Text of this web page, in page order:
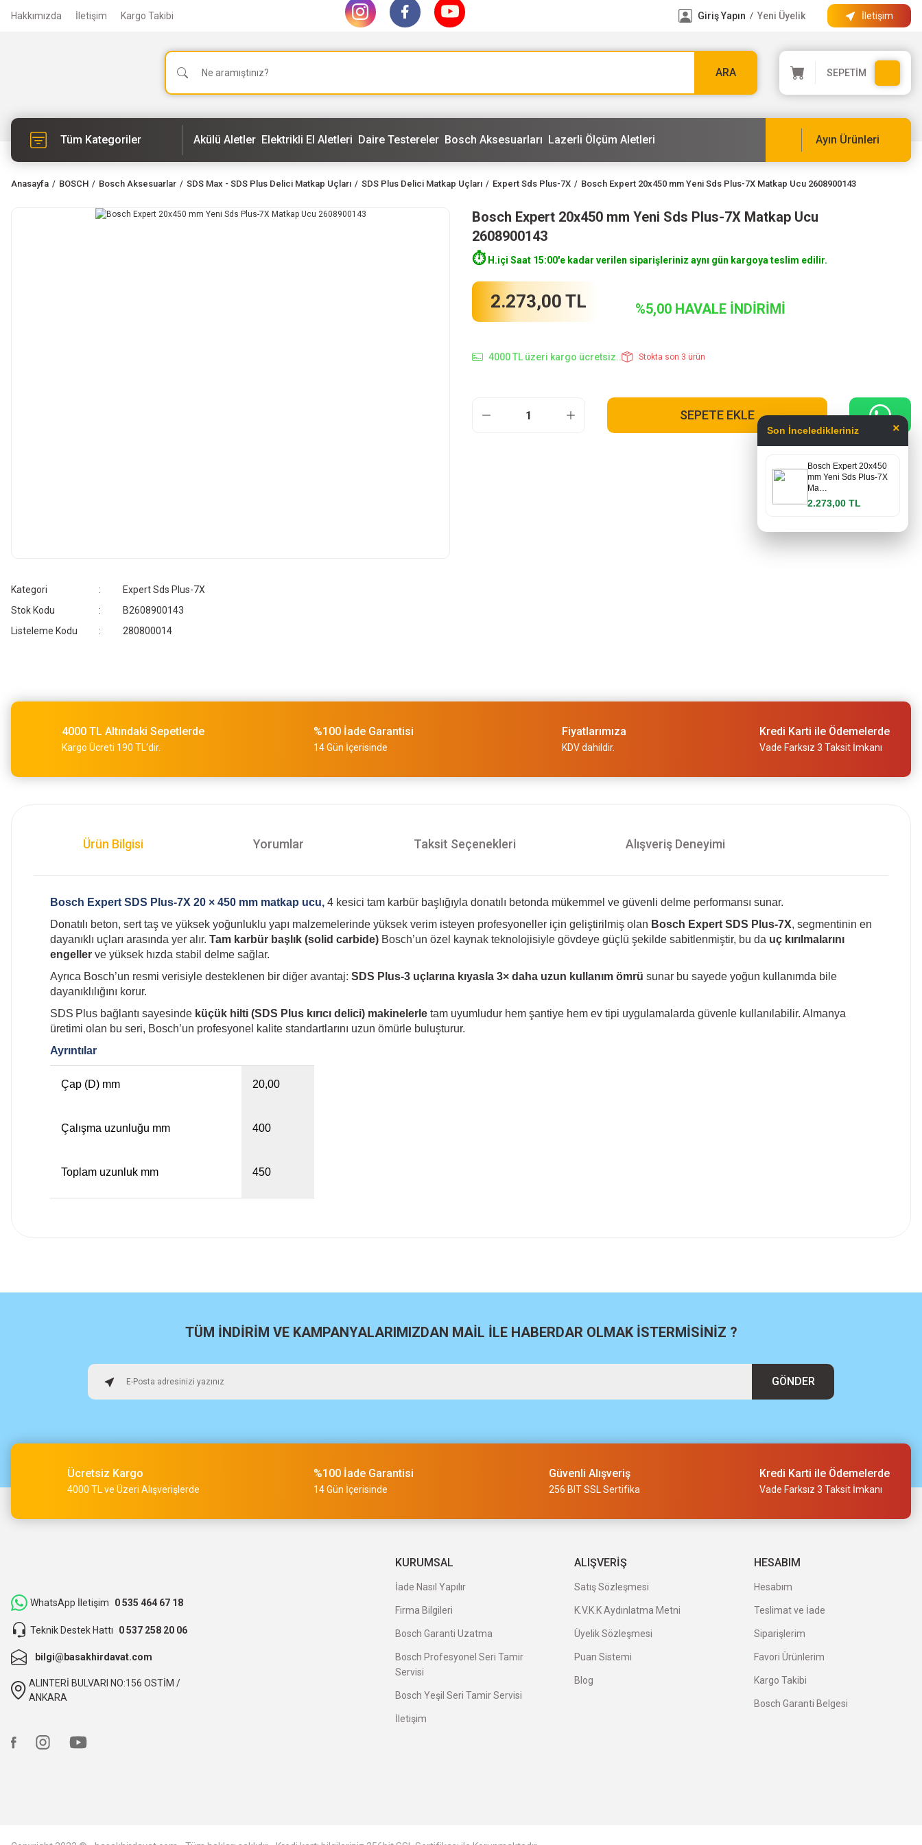
Hakkımızda İletişim Kargo Takibi Giriş Yapın / Yeni Üyelik İletişim
ARA SEPETİM
Tüm Kategoriler Akülü Aletler Elektrikli El Aletleri Daire Testereler Bosch Aksesuarları Lazerli Ölçüm Aletleri Ayın Ürünleri
Anasayfa BOSCH Bosch Aksesuarlar SDS Max - SDS Plus Delici Matkap Uçları SDS Plus Delici Matkap Uçları Expert Sds Plus-7X Bosch Expert 20x450 mm Yeni Sds Plus-7X Matkap Ucu 2608900143
Kategori
Expert Sds Plus-7X
Stok Kodu
B2608900143
Listeleme Kodu
280800014
Bosch Expert 20x450 mm Yeni Sds Plus-7X Matkap Ucu
2608900143
⏱️H.içi Saat 15:00'e kadar verilen siparişleriniz aynı gün kargoya teslim edilir.
2.273,00 TL %5,00 HAVALE İNDİRİMİ
4000 TL üzeri kargo ücretsiz.. Stokta son 3 ürün
SEPETE EKLE
4000 TL Altındaki Sepetlerde
Kargo Ücreti 190 TL'dir.
%100 İade Garantisi
14 Gün İçerisinde
Fiyatlarımıza
KDV dahildir.
Kredi Karti ile Ödemelerde
Vade Farksız 3 Taksit İmkanı
Ürün Bilgisi Yorumlar Taksit Seçenekleri Alışveriş Deneyimi
Bosch Expert SDS Plus‑7X 20 × 450 mm matkap ucu, 4 kesici tam karbür başlığıyla donatılı betonda mükemmel ve güvenli delme performansı sunar.
Donatılı beton, sert taş ve yüksek yoğunluklu yapı malzemelerinde yüksek verim isteyen profesyoneller için geliştirilmiş olan Bosch Expert SDS Plus‑7X, segmentinin en
dayanıklı uçları arasında yer alır. Tam karbür başlık (solid carbide) Bosch’un özel kaynak teknolojisiyle gövdeye güçlü şekilde sabitlenmiştir, bu da uç kırılmalarını
engeller ve yüksek hızda stabil delme sağlar.
Ayrıca Bosch’un resmi verisiyle desteklenen bir diğer avantaj: SDS Plus‑3 uçlarına kıyasla 3× daha uzun kullanım ömrü sunar bu sayede yoğun kullanımda bile
dayanıklılığını korur.
SDS Plus bağlantı sayesinde küçük hilti (SDS Plus kırıcı delici) makinelerle tam uyumludur hem şantiye hem ev tipi uygulamalarda güvenle kullanılabilir. Almanya
üretimi olan bu seri, Bosch’un profesyonel kalite standartlarını uzun ömürle buluşturur.
Ayrıntılar
Çap (D) mm 20,00
Çalışma uzunluğu mm 400
Toplam uzunluk mm 450
Osman Alper | 15/05/2026
Müşteri iletişimi kusursuz birde ürün siparişini veriyoruz teslimi 24 saat sürmüyor
ilgili satıcı,güzel paketleme,hızlı kargolama. sıkıntısız bir alışveriş oldu.
O... B... | 07/03/2026
bunca zaman kendimize eziyet etmişiz aslında.
TÜM İNDİRİM VE KAMPANYALARIMIZDAN MAİL İLE HABERDAR OLMAK İSTERMİSİNİZ ?
GÖNDER
Ücretsiz Kargo
4000 TL ve Üzeri Alışverişlerde
%100 İade Garantisi
14 Gün İçerisinde
Güvenli Alışveriş
256 BIT SSL Sertifika
Kredi Karti ile Ödemelerde
Vade Farksız 3 Taksit İmkanı
WhatsApp İletişim 0 535 464 67 18
Teknik Destek Hattı 0 537 258 20 06
bilgi@basakhirdavat.com
ALINTERİ BULVARI NO:156 OSTİM /
ANKARA
KURUMSAL
İade Nasıl Yapılır
Firma Bilgileri
Bosch Garanti Uzatma
Bosch Profesyonel Seri Tamir
Servisi
Bosch Yeşil Seri Tamir Servisi
İletişim
ALIŞVERİŞ
Satış Sözleşmesi
K.V.K.K Aydınlatma Metni
Üyelik Sözleşmesi
Puan Sistemi
Blog
HESABIM
Hesabım
Teslimat ve İade
Siparişlerim
Favori Ürünlerim
Kargo Takibi
Bosch Garanti Belgesi
Son İnceledikleriniz ×
Bosch Expert 20x450
mm Yeni Sds Plus-7X
Ma…
2.273,00 TL